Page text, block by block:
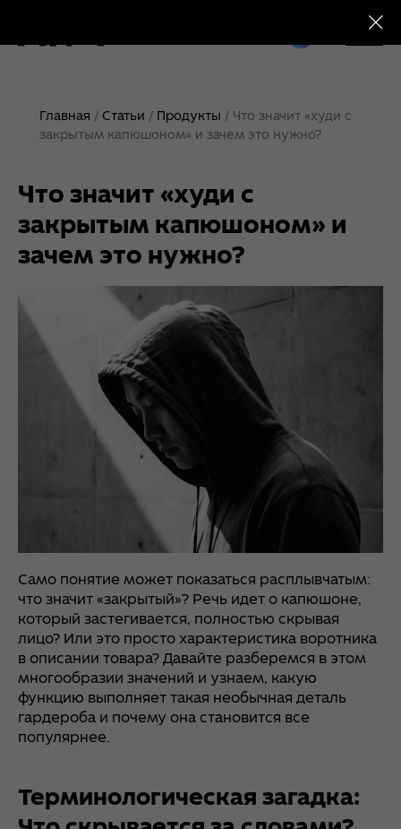
Главная Статьи Продукты
Что значит «худи с
закрытым капюшоном» и зачем это нужно?
Что значит «худи с
закрытым капюшоном» и
зачем это нужно?
Само понятие может показаться расплывчатым:
что значит «закрытый»? Речь идет о капюшоне,
который застегивается, полностью скрывая
лицо? Или это просто характеристика воротника
в описании товара? Давайте разберемся в этом
многообразии значений и узнаем, какую
функцию выполняет такая необычная деталь
гардероба и почему она становится все
популярнее.
Терминологическая загадка: